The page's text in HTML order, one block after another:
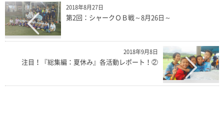
2018年8月27日
第2回：シャークＯＢ戦～8月26日～
2018年9月8日
注目！『総集編：夏休み』各活動レポート！②